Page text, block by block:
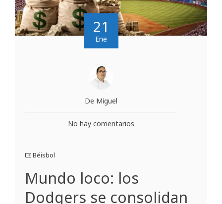
21
Ene
De Miguel
No hay comentarios
Béisbol
Mundo loco: los
Dodgers se consolidan